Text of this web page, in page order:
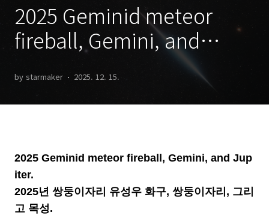
2025 Geminid meteor
fireball, Gemini, and
유성우 화구, 쌍둥이자리, 그
리고 목성
by starmaker 2025. 12. 15.
2025 Geminid meteor fireball, Gemini, and Jup
iter.
2025년 쌍둥이자리 유성우 화구, 쌍둥이자리, 그리
고 목성.